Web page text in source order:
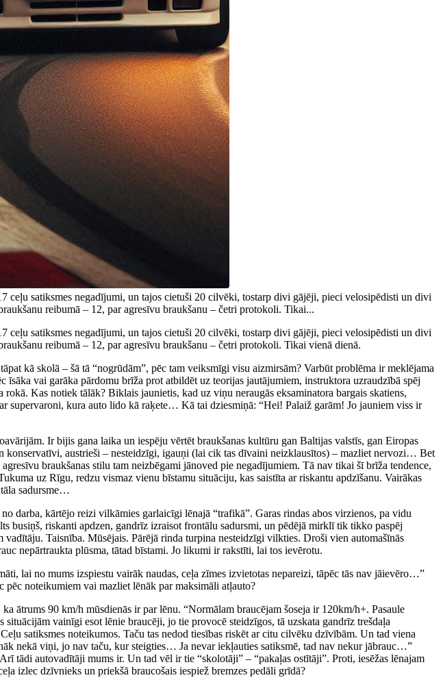
satiksmes negadījumi, un tajos cietuši 20 cilvēki, tostarp divi gājēji, pieci velosipēdisti un divi
reibumā – 12, par agresīvu braukšanu – četri protokoli. Tikai...
satiksmes negadījumi, un tajos cietuši 20 cilvēki, tostarp divi gājēji, pieci velosipēdisti un divi
reibumā – 12, par agresīvu braukšanu – četri protokoli. Tikai vienā dienā.
kā skolā – šā tā “nogrūdām”, pēc tam veiksmīgi visu aizmirsām? Varbūt problēma ir meklējama
vai garāka pārdomu brīža prot atbildēt uz teorijas jautājumiem, instruktora uzraudzībā spēj
Kas notiek tālāk? Biklais jaunietis, kad uz viņu neraugās eksaminatora bargais skatiens,
supervaroni, kura auto lido kā raķete… Kā tai dziesmiņā: “Hei! Palaiž garām! Jo jauniem viss ir
Ir bijis gana laika un iespēju vērtēt braukšanas kultūru gan Baltijas valstīs, gan Eiropas
austrieši – nesteidzīgi, igauņi (lai cik tas dīvaini neizklausītos) – mazliet nervozi… Bet
braukšanas stilu tam neizbēgami jānoved pie negadījumiem. Tā nav tikai šī brīža tendence,
uz Rīgu, redzu vismaz vienu bīstamu situāciju, kas saistīta ar riskantu apdzīšanu. Vairākas
sadursme…
darba, kārtējo reizi vilkāmies garlaicīgi lēnajā “trafikā”. Garas rindas abos virzienos, pa vidu
busiņš, riskanti apdzen, gandrīz izraisot frontālu sadursmi, un pēdējā mirklī tik tikko paspēj
Taisnība. Mūsējais. Pārējā rinda turpina nesteidzīgi vilkties. Droši vien automašīnās
nepārtraukta plūsma, tātad bīstami. Jo likumi ir rakstīti, lai tos ievērotu.
lai no mums izspiestu vairāk naudas, ceļa zīmes izvietotas nepareizi, tāpēc tās nav jāievēro…”
pēc noteikumiem vai mazliet lēnāk par maksimāli atļauto?
ātrums 90 km/h mūsdienās ir par lēnu. “Normālam braucējam šoseja ir 120km/h+. Pasaule
vainīgi esot lēnie braucēji, jo tie provocē steidzīgos, tā uzskata gandrīz trešdaļa
satiksmes noteikumos. Taču tas nedod tiesības riskēt ar citu cilvēku dzīvībām. Un tad viena
nekā viņi, jo nav taču, kur steigties… Ja nevar iekļauties satiksmē, tad nav nekur jābrauc…”
tādi autovadītāji mums ir. Un tad vēl ir tie “skolotāji” – “pakaļas ostītāji”. Proti, iesēžas lēnajam
izlec dzīvnieks un priekšā braucošais iespiež bremzes pedāli grīdā?